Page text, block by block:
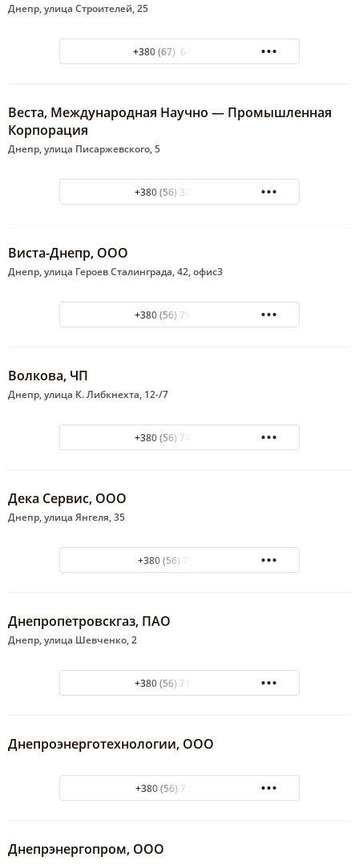
Днепр, улица Строителей, 25
+380 (67) 643-22-44
Веста, Международная Научно — Промышленная
Корпорация
Днепр, улица Писаржевского, 5
+380 (56) 370-22-03
Виста-Днепр, ООО
Днепр, улица Героев Сталинграда, 42, офис3
+380 (56) 792-74-67
Волкова, ЧП
Днепр, улица К. Либкнехта, 12-/7
+380 (56) 744-32-48
Дека Сервис, ООО
Днепр, улица Янгеля, 35
+380 (56) 7922127
Днепропетровскгаз, ПАО
Днепр, улица Шевченко, 2
+380 (56) 713-55-67
Днепроэнерготехнологии, ООО
+380 (56) 7 856 776
Днепрэнергопром, ООО